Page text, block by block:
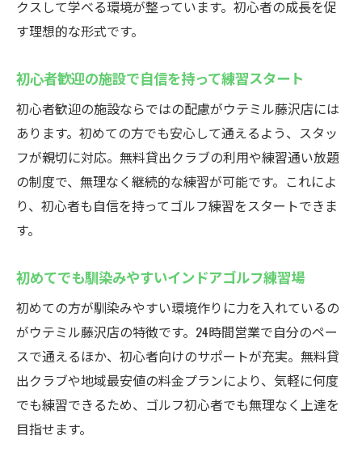
クスして学べる環境が整っています。初心者の成長を促
す理想的な形式です。
初心者歓迎の施設で自信を持って練習スタート
初心者歓迎の施設ならではの配慮がウテミル藤沢店には
あります。初めての方でも安心して通えるよう、スタッ
フが親切に対応。無料貸出クラブの利用や練習通い放題
の制度で、無理なく継続的な練習が可能です。これによ
り、初心者も自信を持ってゴルフ練習をスタートできま
す。
初めてでも馴染みやすいインドアゴルフ練習場
初めての方が馴染みやすい環境作りに力を入れているの
がウテミル藤沢店の特徴です。24時間営業で自分のペー
スで通えるほか、初心者向けのサポートが充実。無料貸
出クラブや地域最安値の料金プランにより、気軽に何度
でも練習できるため、ゴルフ初心者でも無理なく上達を
目指せます。